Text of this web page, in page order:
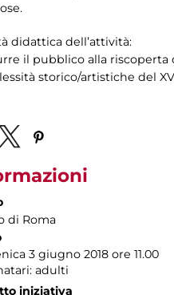
didattica dell’attività:
il pubblico alla riscoperta
storico/artistiche del
di Roma
3 giugno 2018 ore 11.00
adulti
iniziativa